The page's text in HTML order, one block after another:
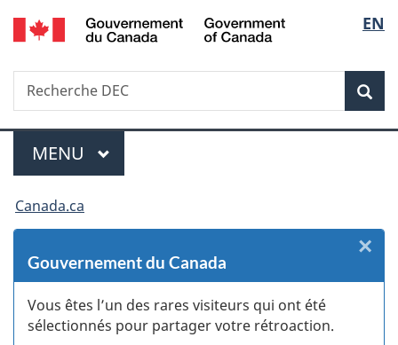
Passer
au
Passer
au
Passer
à
du
Passer
à
simplifiée
langue
EN
Recherche
Recherche
DEC
Menu
MENU PRINCIPAL
Vous
êtes
ici :
Canada.ca
Gouvernement du Canada
Vous êtes l’un des rares visiteurs qui ont été
sélectionnés pour partager votre rétroaction.
×
: